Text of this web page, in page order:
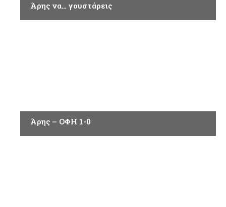
Άρης να… γουστάρεις
Άρης – ΟΦΗ 1-0